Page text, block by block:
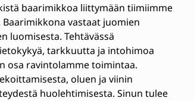
baarimikkoa liittymään tiimiimme
vastaat juomien
luomisesta. Tehtävässä
tarkkuutta ja intohimoa
osa ravintolamme toimintaa.
oluen ja viinin
huolehtimisesta. Sinun tulee